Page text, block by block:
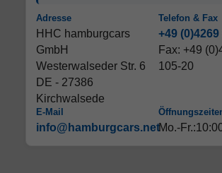
Adresse
HHC hamburgcars
GmbH
Westerwalseder Str. 6
DE - 27386
Kirchwalsede
Telefon & Fax
+49 (0)4269
Fax: +49
105-20
E-Mail
info@hamburgcars.netMo.-